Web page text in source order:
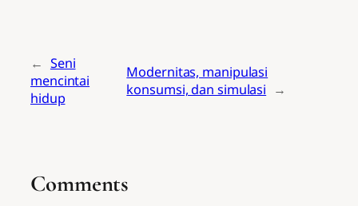
← Seni
mencintai
hidup
Modernitas, manipulasi
konsumsi, dan simulasi →
Comments